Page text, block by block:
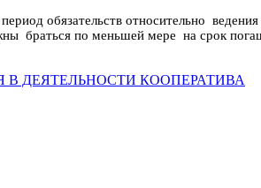
обязательств относительно
браться по меньшей мере на срок
В ДЕЯТЕЛЬНОСТИ КООПЕРАТИВА